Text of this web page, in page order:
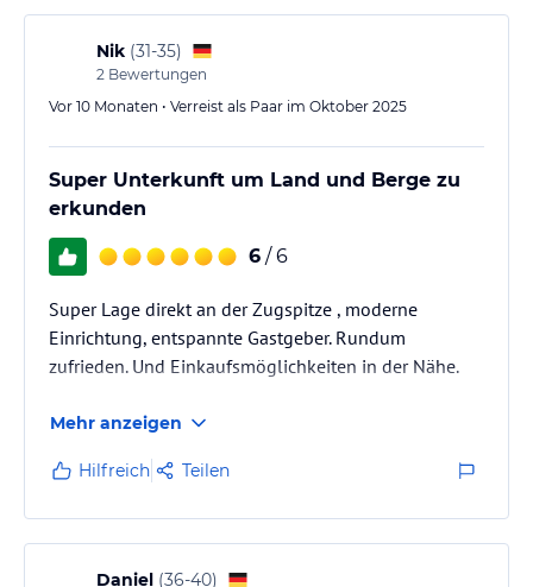
Nik (31-35)
2 Bewertungen
Vor 10 Monaten • Verreist als Paar im Oktober 2025
Super Unterkunft um Land und Berge zu
erkunden
6 / 6
Super Lage direkt an der Zugspitze , moderne
Einrichtung, entspannte Gastgeber. Rundum
zufrieden. Und Einkaufsmöglichkeiten in der Nähe.
Mehr anzeigen
Hilfreich Teilen
Daniel (36-40)